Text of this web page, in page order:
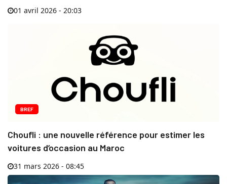
01 avril 2026 - 20:03
BREF
Choufli : une nouvelle référence pour estimer les
voitures d’occasion au Maroc
31 mars 2026 - 08:45